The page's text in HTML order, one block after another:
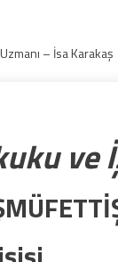
– İsa Karakaş
ve